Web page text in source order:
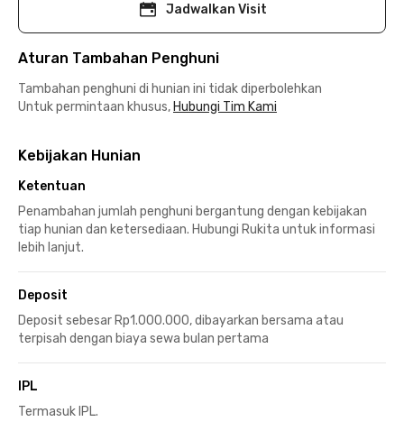
Jadwalkan Visit
Aturan Tambahan Penghuni
Tambahan penghuni di hunian ini tidak diperbolehkan
Untuk permintaan khusus, Hubungi Tim Kami
Kebijakan Hunian
Ketentuan
Penambahan jumlah penghuni bergantung dengan kebijakan
tiap hunian dan ketersediaan. Hubungi Rukita untuk informasi
lebih lanjut.
Deposit
Deposit sebesar Rp1.000.000, dibayarkan bersama atau
terpisah dengan biaya sewa bulan pertama
IPL
Termasuk IPL.